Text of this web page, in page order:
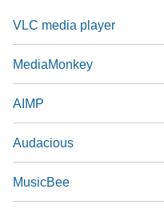
VLC media player
MediaMonkey
AIMP
Audacious
MusicBee